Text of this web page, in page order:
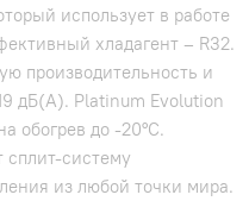
использует в работе
хладагент – R32.
производительность и
дБ(А). Platinum Evolution
обогрев до -20°С.
систему
из любой точки мира.